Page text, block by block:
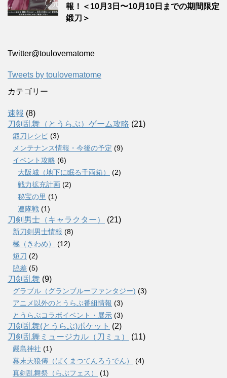
報！＜10月3日〜10月10日までの期間限定
鍛刀＞
Twitter‎@toulovematome
Tweets by toulovematome
カテゴリー
速報 (8)
刀剣乱舞（とうらぶ）ゲーム攻略 (21)
鍛刀レシピ (3)
メンテナンス情報・今後の予定 (9)
イベント攻略 (6)
大阪城（地下に眠る千両箱）
(2)
戦力拡充計画 (2)
秘宝の里 (1)
連隊戦 (1)
刀剣男士（キャラクター） (21)
新刀剣男士情報 (8)
極（きわめ）
(12)
短刀 (2)
脇差 (5)
刀剣乱舞 (9)
グラブル（グランブルーファンタジー) (3)
アニメ以外のとうらぶ番組情報 (3)
とうらぶコラボイベント・展示 (3)
刀剣乱舞(とうらぶ)ポケット (2)
刀剣乱舞ミュージカル（刀ミュ）
(11)
嚴島神社 (1)
幕末天狼傳（ばくまつてんろうでん）
(4)
真剣乱舞祭（らぶフェス）
(1)